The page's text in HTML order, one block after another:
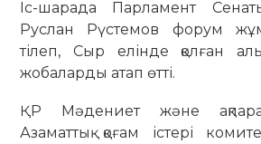
Іс-шарада Парламент
Руслан Рүстемов форум
тілеп, Сыр елінде қолған
жобаларды атап өтті.
ҚР Мәдениет және ақпарат
Азаматтық қоғам істері